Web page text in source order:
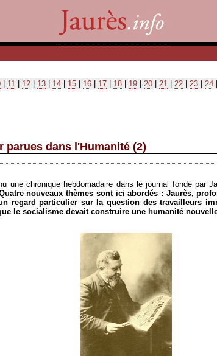
11 12 13 14 15 16 17 18 19 20 21 22 23 24
parues dans l'Humanité (2)
une chronique hebdomadaire dans le journal fondé par
nouveaux thèmes sont ici abordés : Jaurès,
regard particulier sur la question destravailleurs
le socialisme devait construire une humanité